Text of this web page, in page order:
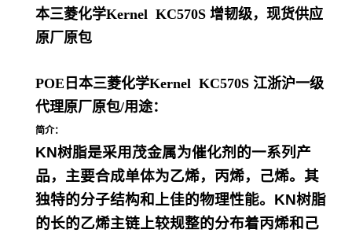
本三菱化学Kernel KC570S 增韧级，现货供应
原厂原包
POE日本三菱化学Kernel KC570S 江浙沪一级
代理原厂原包/用途：
简介：
KN树脂是采用茂金属为催化剂的一系列产
品，主要合成单体为乙烯，丙烯，己烯。其
独特的分子结构和上佳的物理性能。KN树脂
的长的乙烯主链上较规整的分布着丙烯和己